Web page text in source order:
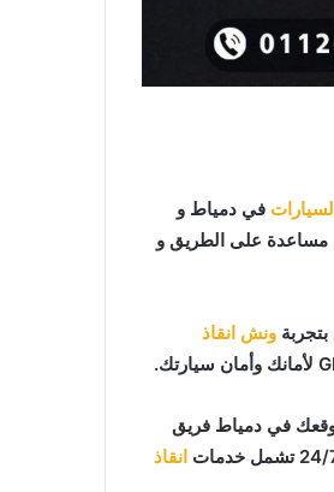
في دمياط و
مساعدة على الطريق و
بتجربة ونش انقاذ
في دمياط فريق
انقاذ